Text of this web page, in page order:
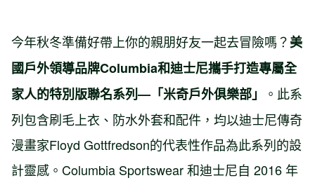
今年秋冬準備好帶上你的親朋好友一起去冒險嗎？美
國戶外領導品牌Columbia和迪士尼攜手打造專屬全
家人的特別版聯名系列—「米奇戶外俱樂部」
。此系
列包含刷毛上衣、防水外套和配件，均以迪士尼傳奇
漫畫家Floyd Gottfredson的代表性作品為此系列的設
計靈感。Columbia Sportswear 和迪士尼自 2016 年